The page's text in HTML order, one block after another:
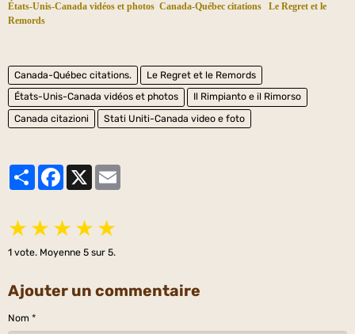
États-Unis-Canada vidéos et photos Canada-Québec citations
Le Regret et le
Remords
Canada-Québec citations.
Le Regret et le Remords
États-Unis-Canada vidéos et photos
Il Rimpianto e il Rimorso
Canada citazioni
Stati Uniti-Canada video e foto
PartagerFacebook
★ ★ ★ ★ ★
1 vote. Moyenne 5 sur 5.
Ajouter un commentaire
Nom